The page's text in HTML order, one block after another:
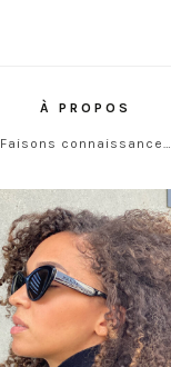
À PROPOS
Faisons connaissance…